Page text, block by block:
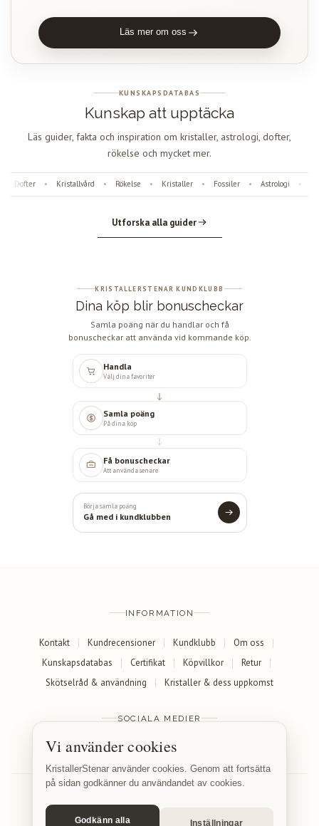
Läs mer om oss
KUNSKAPSDATABAS
Kunskap att upptäcka
Läs guider, fakta och inspiration om kristaller, astrologi, dofter,
rökelse och mycket mer.
Dofter • Kristallvård • Rökelse • Kristaller • Fossiler • Astrologi •
Utforska alla guider
KRISTALLERSTENAR KUNDKLUBB
Dina köp blir bonuscheckar
Samla poäng när du handlar och få
bonuscheckar att använda vid kommande köp.
Handla
Välj dina favoriter
Samla poäng
På dina köp
Få bonuscheckar
Att använda senare
Börja samla poäng
Gå med i kundklubben
INFORMATION
Kontakt Kundrecensioner Kundklubb
Om oss
Kunskapsdatabas
Certifikat Köpvillkor
Retur
Skötselråd & användning
Kristaller & dess uppkomst
SOCIALA MEDIER
Facebook
Vi använder cookies
KristallerStenar använder cookies. Genom att fortsätta
på sidan godkänner du användandet av cookies.
Godkänn alla Inställningar